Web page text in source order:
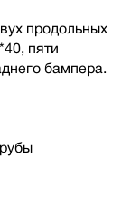
продольных
пяти
бампера.